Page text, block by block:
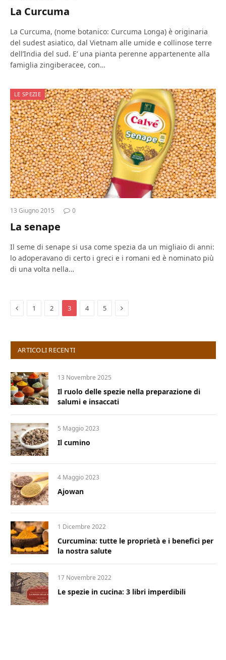
La Curcuma
La Curcuma, (nome botanico: Curcuma Longa) è originaria
del sudest asiatico, dal Vietnam alle umide e collinose terre
dell’India del sud. E’ una pianta perenne appartenente alla
famiglia zingiberacee, con…
LE SPEZIE
13 Giugno 2015 0
La senape
Il seme di senape si usa come spezia da un migliaio di anni:
lo adoperavano di certo i greci e i romani ed è nominato più
di una volta nella…
Previous
1 2 3 4 5 Next
ARTICOLI RECENTI
13 Novembre 2025
Il ruolo delle spezie nella preparazione di
salumi e insaccati
5 Maggio 2023
Il cumino
4 Maggio 2023
Ajowan
1 Dicembre 2022
Curcumina: tutte le proprietà e i benefici per
la nostra salute
17 Novembre 2022
Le spezie in cucina: 3 libri imperdibili